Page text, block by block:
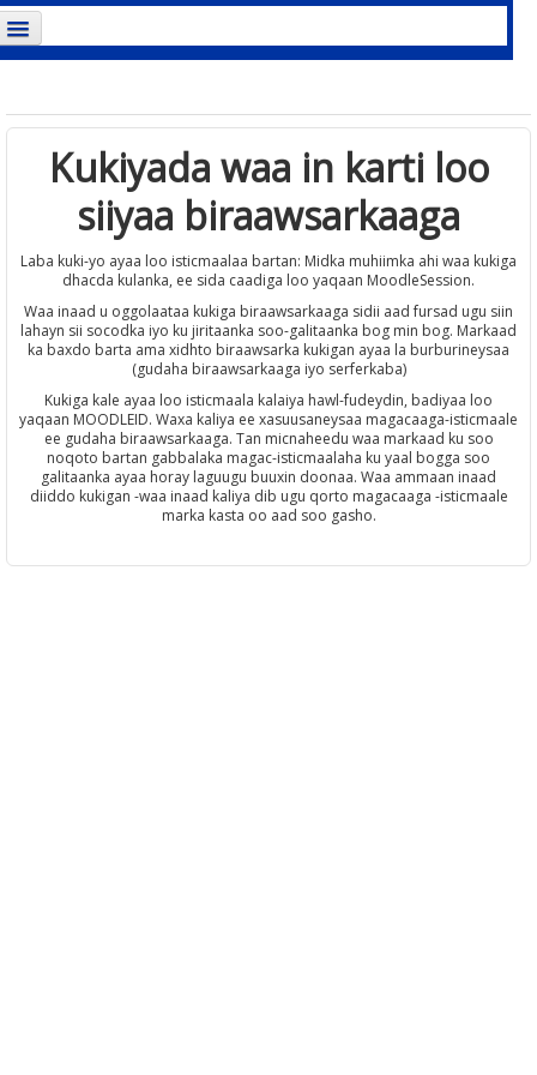
Kukiyada waa in karti loo
siiyaa biraawsarkaaga
Laba kuki-yo ayaa loo isticmaalaa bartan: Midka muhiimka ahi waa kukiga
dhacda kulanka, ee sida caadiga loo yaqaan MoodleSession.
Waa inaad u oggolaataa kukiga biraawsarkaaga sidii aad fursad ugu siin
lahayn sii socodka iyo ku jiritaanka soo-galitaanka bog min bog. Markaad
ka baxdo barta ama xidhto biraawsarka kukigan ayaa la burburineysaa
(gudaha biraawsarkaaga iyo serferkaba)
Kukiga kale ayaa loo isticmaala kalaiya hawl-fudeydin, badiyaa loo
yaqaan MOODLEID. Waxa kaliya ee xasuusaneysaa magacaaga-isticmaale
ee gudaha biraawsarkaaga. Tan micnaheedu waa markaad ku soo
noqoto bartan gabbalaka magac-isticmaalaha ku yaal bogga soo
galitaanka ayaa horay laguugu buuxin doonaa. Waa ammaan inaad
diiddo kukigan -waa inaad kaliya dib ugu qorto magacaaga -isticmaale
marka kasta oo aad soo gasho.